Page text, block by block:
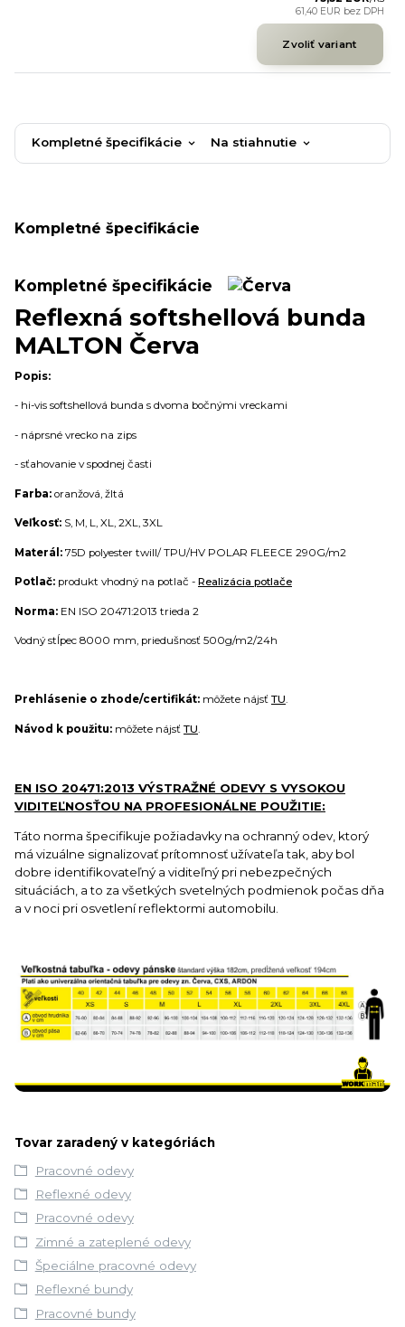
61,40 EUR bez DPH
Zvoliť variant
Kompletné špecifikácie Na stiahnutie
Kompletné špecifikácie
Kompletné špecifikácie
Reflexná softshellová bunda
MALTON Červa
Popis:
- hi-vis softshellová bunda s dvoma bočnými vreckami
- náprsné vrecko na zips
- sťahovanie v spodnej časti
Farba: oranžová, žltá
Veľkosť: S, M, L, XL, 2XL, 3XL
Materál: 75D polyester twill/ TPU/HV POLAR FLEECE 290G/m2
Potlač: produkt vhodný na potlač - Realizácia potlače
Norma: EN ISO 20471:2013 trieda 2
Vodný stĺpec 8000 mm, priedušnosť 500g/m2/24h
Prehlásenie o zhode/certifikát: môžete nájsť TU.
Návod k použitu: môžete nájsť TU.
EN ISO 20471:2013 VÝSTRAŽNÉ ODEVY S VYSOKOU
VIDITEĽNOSŤOU NA PROFESIONÁLNE POUŽITIE:
Táto norma špecifikuje požiadavky na ochranný odev, ktorý
má vizuálne signalizovať prítomnosť užívateľa tak, aby bol
dobre identifikovateľný a viditeľný pri nebezpečných
situáciách, a to za všetkých svetelných podmienok počas dňa
a v noci pri osvetlení reflektormi automobilu.
Tovar zaradený v kategóriách
Pracovné odevy
Reflexné odevy
Pracovné odevy
Zimné a zateplené odevy
Špeciálne pracovné odevy
Reflexné bundy
Pracovné bundy